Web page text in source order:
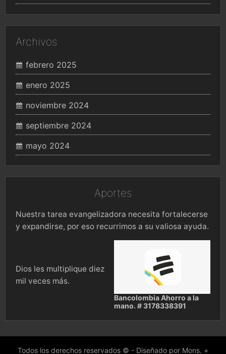
Archivos
febrero 2025
enero 2025
noviembre 2024
septiembre 2024
mayo 2024
Aportes
Nuestra tarea evangelizadora necesita fortalecerse
y expandirse, por eso recurrimos a su valiosa ayuda.
Dios les multiplique diez
mil veces más.
Bancolombia Ahorro a la
mano. # 3178338391
Todos los derechos reservados © - Diseñado por Mons. +